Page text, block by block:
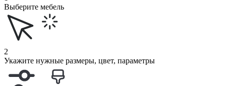
Выберите мебель
2
Укажите нужные размеры, цвет, параметры